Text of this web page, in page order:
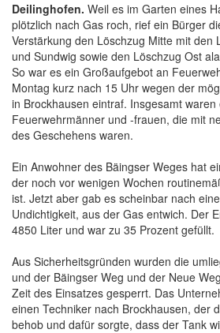
Deilinghofen. Weil es im Garten eines
plötzlich nach Gas roch, rief ein Bürger
Verstärkung den Löschzug Mitte mit den
und Sundwig sowie den Löschzug Ost
So war es ein Großaufgebot an
Montag kurz nach 15 Uhr wegen der
in Brockhausen eintraf. Insgesamt waren
Feuerwehrmänner und -frauen, die mit
des Geschehens waren.
Ein Anwohner des Bäingser Weges hat
der noch vor wenigen Wochen
ist. Jetzt aber gab es scheinbar nach
Undichtigkeit, aus der Gas entwich. Der
4850 Liter und war zu 35 Prozent gefüllt.
Aus Sicherheitsgründen wurden die
und der Bäingser Weg und der Neue
Zeit des Einsatzes gesperrt. Das
einen Techniker nach Brockhausen, der
behob und dafür sorgte, dass der Tank